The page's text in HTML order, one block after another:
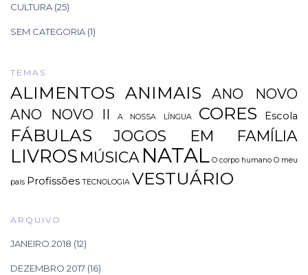
CULTURA (25)
SEM CATEGORIA (1)
TEMAS
ALIMENTOS ANIMAIS
ANO NOVO
ANO NOVO II
A NOSSA LÍNGUA CORES Escola
FÁBULAS JOGOS EM FAMÍLIA
LIVROS MÚSICA NATAL O corpo humano O meu
país Profissões TECNOLOGIA VESTUÁRIO
ARQUIVO
JANEIRO 2018 (12)
DEZEMBRO 2017 (16)